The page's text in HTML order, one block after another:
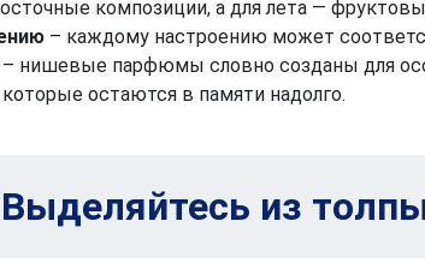
композиции, а для лета —
– каждому настроению может
– нишевые парфюмы словно созданы для
остаются в памяти надолго.
Выделяйтесь из